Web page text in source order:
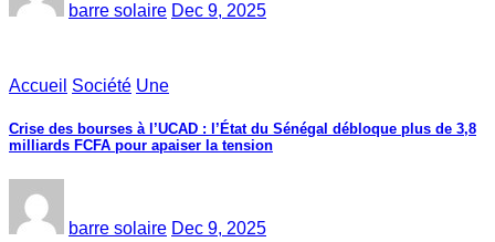
barre solaire Dec 9, 2025
Accueil Société Une
Crise des bourses à l’UCAD : l’État du Sénégal débloque plus de 3,8
milliards FCFA pour apaiser la tension
barre solaire Dec 9, 2025